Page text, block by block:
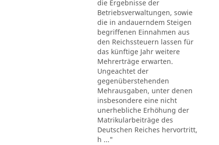
die Ergebnisse der
Betriebsverwaltungen, sowie
die in andauerndem Steigen
begriffenen Einnahmen aus
den Reichssteuern lassen für
das künftige Jahr weitere
Mehrerträge erwarten.
Ungeachtet der
gegenüberstehenden
Mehrausgaben, unter denen
insbesondere eine nicht
unerhebliche Erhöhung der
Matrikularbeiträge des
Deutschen Reiches hervortritt,
h ..."